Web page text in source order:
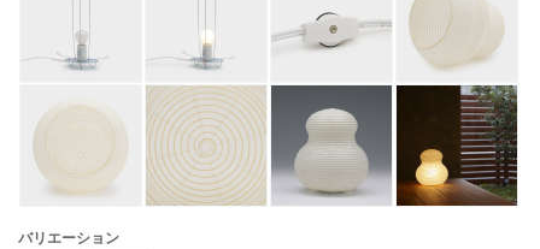
バリエーション